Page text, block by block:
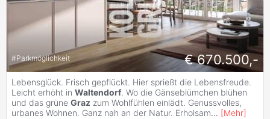
#Parkmöglichkeit € 670.500,-
Lebensglück. Frisch gepflückt. Hier sprießt die Lebensfreude.
Leicht erhöht in Waltendorf. Wo die Gänseblümchen blühen
und das grüne Graz zum Wohlfühlen einlädt. Genussvolles,
urbanes Wohnen. Ganz nah an der Natur. Erholsam... [Mehr]